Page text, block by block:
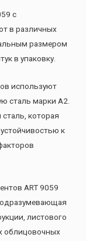
с
в различных
размером
в упаковку.
используют
сталь марки А2.
которая
к
ART 9059
листового
облицовочных